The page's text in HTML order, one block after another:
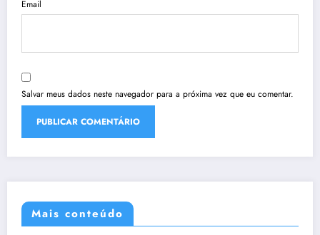
Email
Salvar meus dados neste navegador para a próxima vez que eu comentar.
Mais conteúdo